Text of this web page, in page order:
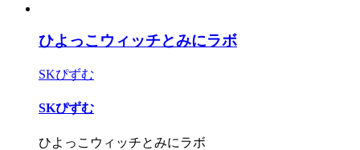
ひよっこウィッチとみにラボ
SKぴずむ
SKぴずむ
ひよっこウィッチとみにラボ